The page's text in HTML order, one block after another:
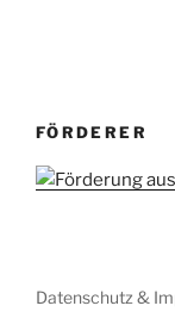
FÖRDERER
Datenschutz &